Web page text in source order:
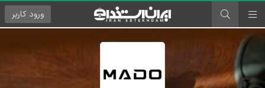
ورود کاربر